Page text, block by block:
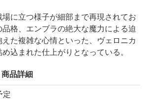
に立つ様子が細部まで再現されてお
品格、エンブラの絶大な魔力による迫
た複雑な心情といった、ヴェロニカ
込まれた仕上がりとなっている。
商品詳細
定